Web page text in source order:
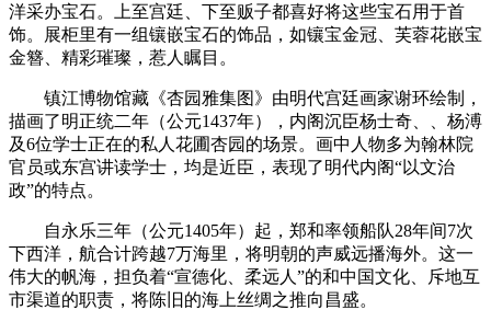
洋采办宝石。上至宫廷、下至贩子都喜好将这些宝石用于首
饰。展柜里有一组镶嵌宝石的饰品，如镶宝金冠、芙蓉花嵌宝
金簪、精彩璀璨，惹人瞩目。
镇江博物馆藏《杏园雅集图》由明代宫廷画家谢环绘制，
描画了明正统二年（公元1437年），内阁沉臣杨士奇、、杨溥
及6位学士正在的私人花圃杏园的场景。画中人物多为翰林院
官员或东宫讲读学士，均是近臣，表现了明代内阁“以文治
政”的特点。
自永乐三年（公元1405年）起，郑和率领船队28年间7次
下西洋，航合计跨越7万海里，将明朝的声威远播海外。这一
伟大的帆海，担负着“宣德化、柔远人”的和中国文化、斥地互
市渠道的职责，将陈旧的海上丝绸之推向昌盛。